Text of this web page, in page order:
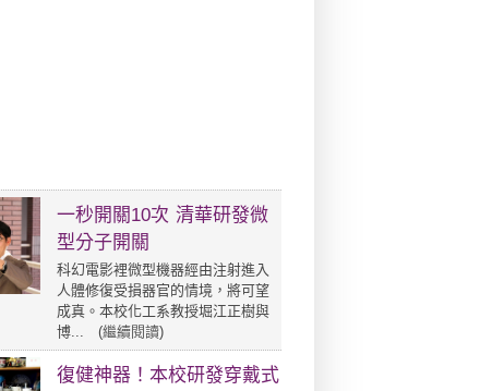
一秒開關10次 清華研發微
型分子開關
科幻電影裡微型機器經由注射進入
人體修復受損器官的情境，將可望
成真。本校化工系教授堀江正樹與
博... (繼續閱讀)
復健神器！本校研發穿戴式